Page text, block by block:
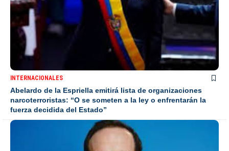
INTERNACIONALES
Abelardo de la Espriella emitirá lista de organizaciones
narcoterroristas: “O se someten a la ley o enfrentarán la
fuerza decidida del Estado”